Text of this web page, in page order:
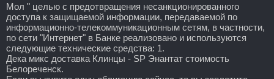
Мол " целью с предотвращения несанкционированного
доступа к защищаемой информации, передаваемой по
информационно-телекоммуникационным сетям, в частности,
по сети "Интернет" в Банке реализовано и используются
следующие технические средства: 1.
Дека микс доставка Клинцы - SP Энантат стоимость
Белореченск.